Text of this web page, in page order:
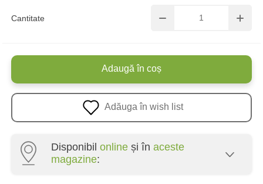
Cantitate
Adaugă în coș
Adăuga în wish list
Disponibil online și în aceste
magazine: